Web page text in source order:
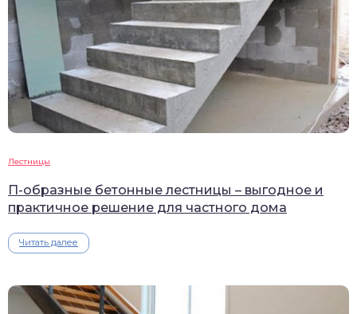
Лестницы
П-образные бетонные лестницы – выгодное и
практичное решение для частного дома
Читать далее